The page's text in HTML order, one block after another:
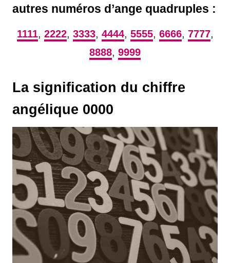
autres numéros d’ange quadruples :
1111, 2222, 3333, 4444, 5555, 6666, 7777,
8888, 9999
La signification du chiffre
angélique 0000